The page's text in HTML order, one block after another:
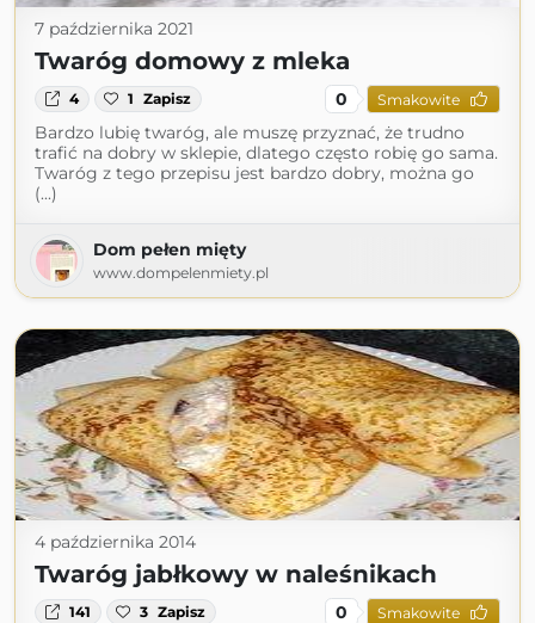
7 października 2021
Twaróg domowy z mleka
4 1 Zapisz 0 Smakowite
Bardzo lubię twaróg, ale muszę przyznać, że trudno
trafić na dobry w sklepie, dlatego często robię go sama.
Twaróg z tego przepisu jest bardzo dobry, można go
(...)
Dom pełen mięty
www.dompelenmiety.pl
4 października 2014
Twaróg jabłkowy w naleśnikach
141 3 Zapisz 0 Smakowite